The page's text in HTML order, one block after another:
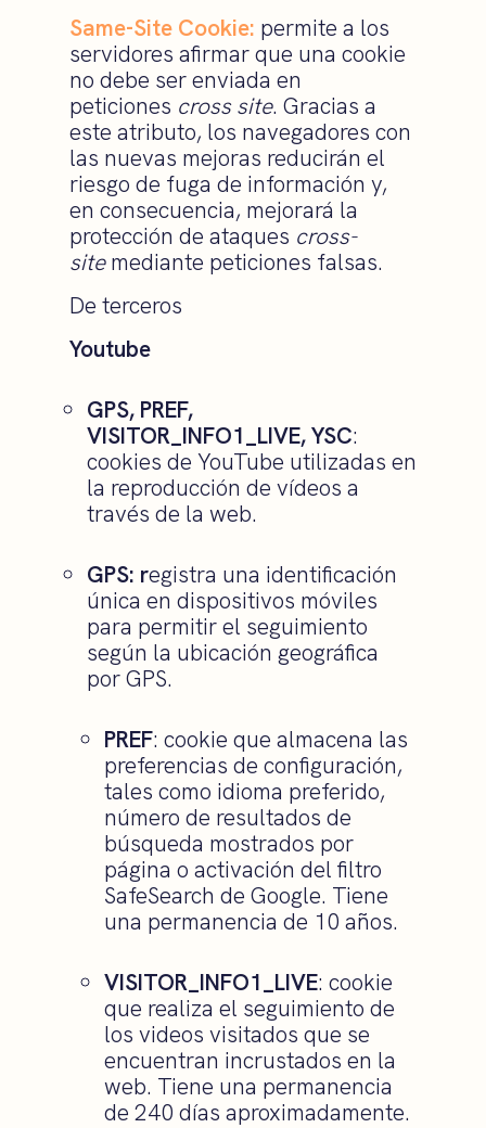
Same-Site Cookie: permite a los
servidores afirmar que una cookie
no debe ser enviada en
peticiones cross site. Gracias a
este atributo, los navegadores con
las nuevas mejoras reducirán el
riesgo de fuga de información y,
en consecuencia, mejorará la
protección de ataques cross-
sitemediante peticiones falsas.
De terceros
Youtube
GPS, PREF,
VISITOR_INFO1_LIVE, YSC:
cookies de YouTube utilizadas en
la reproducción de vídeos a
través de la web.
GPS: registra una identificación
única en dispositivos móviles
para permitir el seguimiento
según la ubicación geográfica
por GPS.
PREF: cookie que almacena las
preferencias de configuración,
tales como idioma preferido,
número de resultados de
búsqueda mostrados por
página o activación del filtro
SafeSearch de Google. Tiene
una permanencia de 10 años.
VISITOR_INFO1_LIVE: cookie
que realiza el seguimiento de
los videos visitados que se
encuentran incrustados en la
web. Tiene una permanencia
de 240 días aproximadamente.